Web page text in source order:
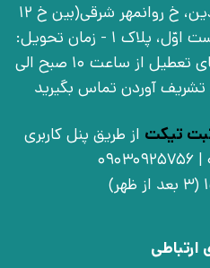
تهران، خ انقلاب، خ 12 فروردین، خ روانمهر شرقی(بین خ 12
فروردین و خ فخر رازی)، بن‌بست اوّل، پلاک 1 - زمان تحویل:
شنبه تا چهارشنبه به جز روزهای تعطیل از ساعت 10 صبح الی
تیکت از طریق پنل کاربری
ارتباطی